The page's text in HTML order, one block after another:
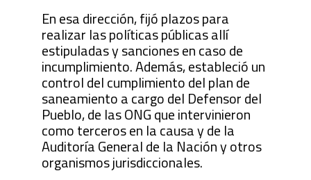
En esa dirección, fijó plazos para
realizar las políticas públicas allí
estipuladas y sanciones en caso de
incumplimiento. Además, estableció un
control del cumplimiento del plan de
saneamiento a cargo del Defensor del
Pueblo, de las ONG que intervinieron
como terceros en la causa y de la
Auditoría General de la Nación y otros
organismos jurisdiccionales.